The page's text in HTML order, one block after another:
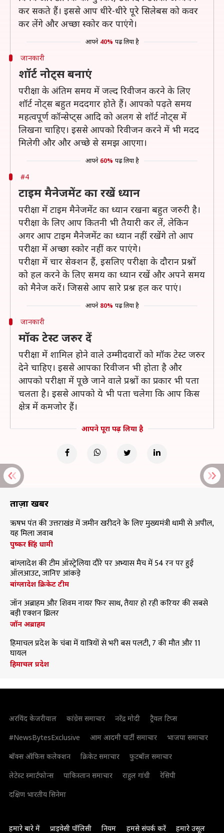
कर सकते हैं। इससे आप धीरे-धीरे पूरे सिलेबस को कवर
कर लेंगे और अच्छा स्कोर कर पाएंगे।
आपने 40% पढ़ लिया है
जानकारी
शॉर्ट नोट्स बनाएं
परीक्षा के अंतिम समय में जल्द रिवीजन करने के लिए
शॉर्ट नोट्स बहुत मददगार होते हैं। आपको पढ़ते समय
महत्वपूर्ण कॉन्सेप्ट्स आदि को अलग से शॉर्ट नोट्स में
लिखना चाहिए। इससे आपको रिवीजन करने में भी मदद
मिलेगी और और अच्छे से समझ आएगा।
आपने 60% पढ़ लिया है
#4
टाइम मैनेजमेंट का रखें ध्यान
परीक्षा में टाइम मैनेजमेंट का ध्यान रखना बहुत जरुरी है।
परीक्षा के लिए आप कितनी भी तैयारी कर लें, लेकिन
अगर आप टाइम मैनेजमेंट का ध्यान नहीं रखेंगे तो आप
परीक्षा में अच्छा स्कोर नहीं कर पाएंगे।
परीक्षा में चार सेक्शन हैं, इसलिए परीक्षा के दौरान प्रश्नों
को हल करने के लिए समय का ध्यान रखें और अपने समय
को मैनेज करें। जिससे आप सारे प्रश्न हल कर पाएं।
आपने 80% पढ़ लिया है
जानकारी
मॉक टेस्ट जरुर दें
परीक्षा में शामिल होने वाले उम्मीदवारों को मॉक टेस्ट जरुर
देने चाहिए। इससे आपका रिवीजन भी होता है और
आपको परीक्षा में पूछे जाने वाले प्रश्नों का प्रकार भी पता
चलता है। इससे आपको ये भी पता चलेगा कि आप किस
क्षेत्र में कमजोर हैं।
आपने पूरा पढ़ लिया है
ताज़ा खबरें
ऋषभ पंत की उत्तराखंड में जमीन खरीदने के लिए मुख्यमंत्री धामी से अपील,
यह मिला जवाब
पुष्कर सिंह धामी
बांग्लादेश की टीम ऑस्ट्रेलिया दौरे पर अभ्यास मैच में 54 रन पर हुई
ऑलआउट, जानिए आंकड़े
बांग्लादेश क्रिकेट टीम
जॉन अब्राहम और शिवम नायर फिर साथ, तैयार हो रही करियर की सबसे
बड़ी एक्शन थ्रिलर
जॉन अब्राहम
हिमाचल प्रदेश के चंबा में यात्रियों से भरी बस पलटी, 7 की मौत और 11
घायल
हिमाचल प्रदेश
अरविंद केजरीवाल कांग्रेस समाचार नरेंद्र मोदी
ट्रैवल टिप्स
#NewsBytesExclusive
आम आदमी पार्टी समाचार
भाजपा समाचार
बॉक्स ऑफिस कलेक्शन
क्रिकेट समाचार
फुटबॉल समाचार
लेटेस्ट स्मार्टफोन्स
पाकिस्तान समाचार राहुल गांधी
रेसिपी
दक्षिण भारतीय सिनेमा
हमारे बारे में प्राइवेसी पॉलिसी नियम हमसे संपर्क करें हमारे उसूल